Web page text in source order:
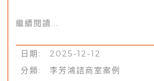
繼續閱讀...
日期: 2025-12-12
分類: 李芳鴻諮商室案例